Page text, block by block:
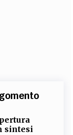
sintesi